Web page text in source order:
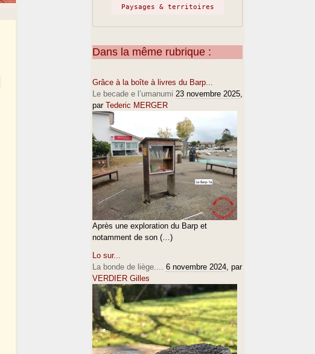
Paysages & territoires
Dans la même rubrique :
Grâce à la boîte à livres du Barp...
Le becade e l’umanumi 23 novembre 2025,
par Tederic MERGER
Après une exploration du Barp et
notamment de son (…)
Lo sur...
La bonde de liège.... 6 novembre 2024, par
VERDIER Gilles